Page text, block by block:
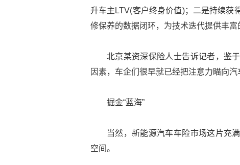
升车主LTV(客户终身价值)；二是持续获
修保养的数据闭环，为技术迭代提供丰富
北京某资深保险人士告诉记者，鉴
因素，车企们很早就已经把注意力瞄向
掘金“蓝海”
当然，新能源汽车车险市场这片充
空间。